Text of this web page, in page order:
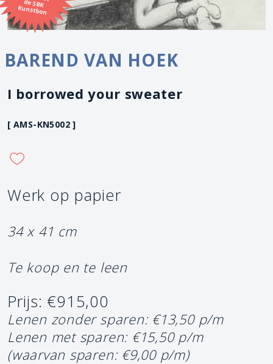
Kunstbon
BAREND VAN HOEK
I borrowed your sweater
[ AMS-KN5002 ]
Werk op papier
34 x 41 cm
Te koop en te leen
Prijs: €915,00
Lenen zonder sparen: €13,50 p/m
Lenen met sparen: €15,50 p/m
(waarvan sparen: €9,00 p/m)